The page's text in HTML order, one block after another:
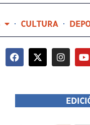
CULTURA